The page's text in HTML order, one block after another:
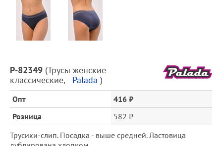
Описание
товара
и
цена
P-82349 (Трусы женские
классические, Palada )
Опт
416 ₽
Розница
582 ₽
Трусики-слип. Посадка - выше средней. Ластовица